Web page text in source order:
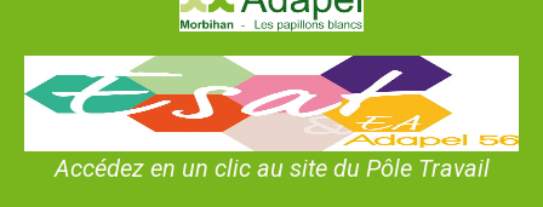
Accédez en un clic au site du Pôle Travail